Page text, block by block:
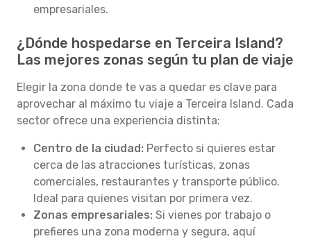
empresariales.
¿Dónde hospedarse en Terceira Island?
Las mejores zonas según tu plan de viaje
Elegir la zona donde te vas a quedar es clave para
aprovechar al máximo tu viaje a Terceira Island. Cada
sector ofrece una experiencia distinta:
Centro de la ciudad: Perfecto si quieres estar
cerca de las atracciones turísticas, zonas
comerciales, restaurantes y transporte público.
Ideal para quienes visitan por primera vez.
Zonas empresariales: Si vienes por trabajo o
prefieres una zona moderna y segura, aquí